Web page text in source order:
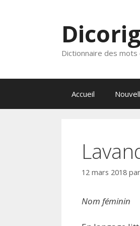
Dictionnaire des mots
Accueil
12 mars 2018 par
Nom féminin